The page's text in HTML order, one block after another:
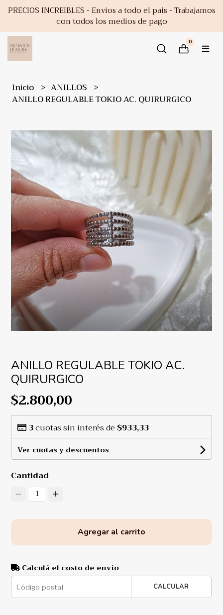
PRECIOS INCREIBLES - Envios a todo el pais - Trabajamos
con todos los medios de pago
0
Inicio
ANILLOS
ANILLO REGULABLE TOKIO AC. QUIRURGICO
ANILLO REGULABLE TOKIO AC.
QUIRURGICO
$2.800,00
3cuotas sin interés de $933,33
Ver cuotas y descuentos
Cantidad
1
Agregar al carrito
Calculá el costo de envío
CALCULAR